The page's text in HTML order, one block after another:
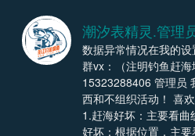
潮汐表精灵.管理
数据异常情况在我的设
群vx：（注明钓鱼赶
15323288406 管理员
西和不组织活动！ 喜
1.赶海好坏：主要看
好坏：根据位置，主